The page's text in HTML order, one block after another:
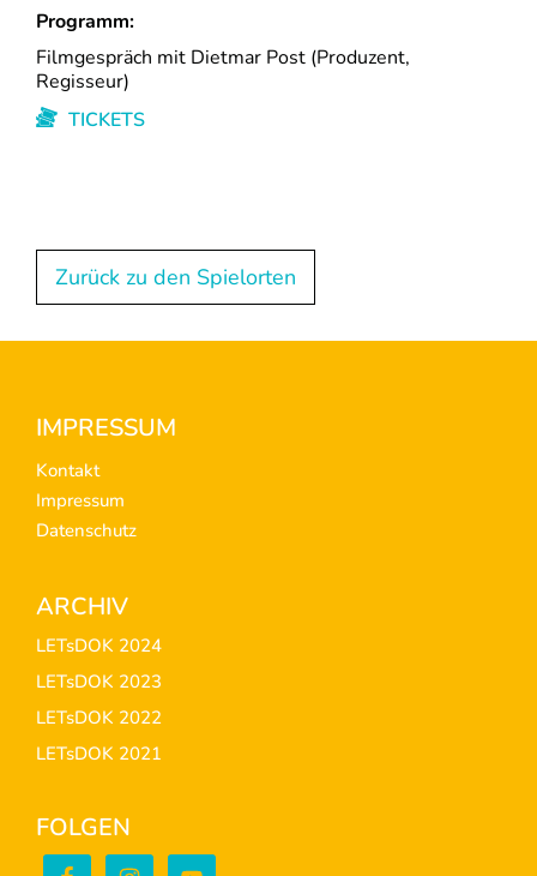
Programm:
Filmgespräch mit Dietmar Post (Produzent,
Regisseur)
TICKETS
Zurück zu den Spielorten
Footer
IMPRESSUM
Kontakt
Impressum
Datenschutz
ARCHIV
LETsDOK 2024
LETsDOK 2023
LETsDOK 2022
LETsDOK 2021
FOLGEN